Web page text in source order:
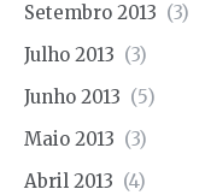
Setembro 2013 (3)
Julho 2013 (3)
Junho 2013 (5)
Maio 2013 (3)
Abril 2013 (4)